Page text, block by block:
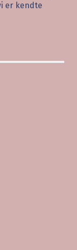
er kendte